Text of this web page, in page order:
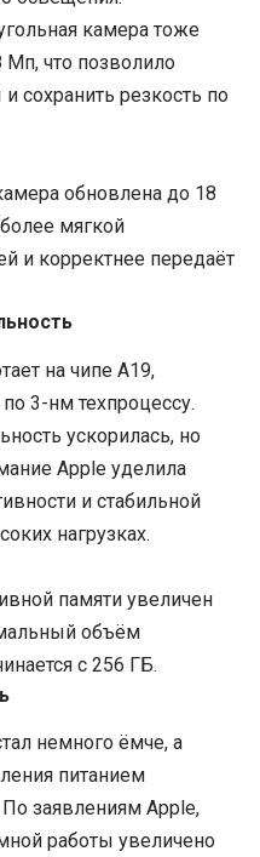
камера тоже
что позволило
сохранить резкость по
обновлена до 18
мягкой
и корректнее передаёт
на чипе A19,
3-нм техпроцессу.
ускорилась, но
Apple уделила
и стабильной
нагрузках.
памяти увеличен
объём
с 256 ГБ.
немного ёмче, а
питанием
По заявлениям Apple,
работы увеличено